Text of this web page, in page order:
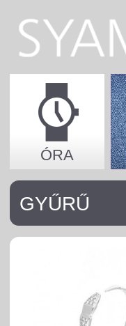
ÓRA
GYŰRŰ